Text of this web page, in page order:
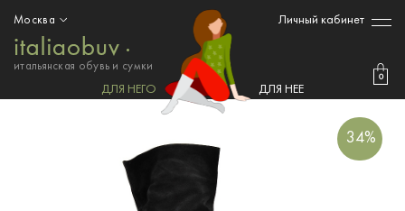
итальянская обувь и сумки
Москва Личный кабинет
0
ДЛЯ НЕГО ДЛЯ НЕЕ
34%